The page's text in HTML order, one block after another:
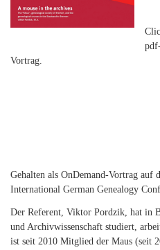
Vortrag.
Gehalten als OnDemand-Vortrag auf
International German Genealogy
Der Referent, Viktor Pordzik, hat in
und Archivwissenschaft studiert,
ist seit 2010 Mitglied der Maus (seit